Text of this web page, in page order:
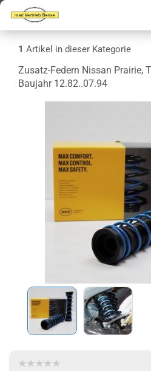
1 Artikel in dieser Kategorie
Zusatz-Federn Nissan Prairie,
Baujahr 12.82..07.94